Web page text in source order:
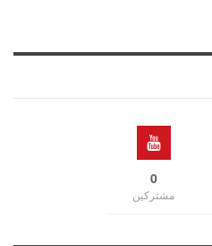
0
مشتركين